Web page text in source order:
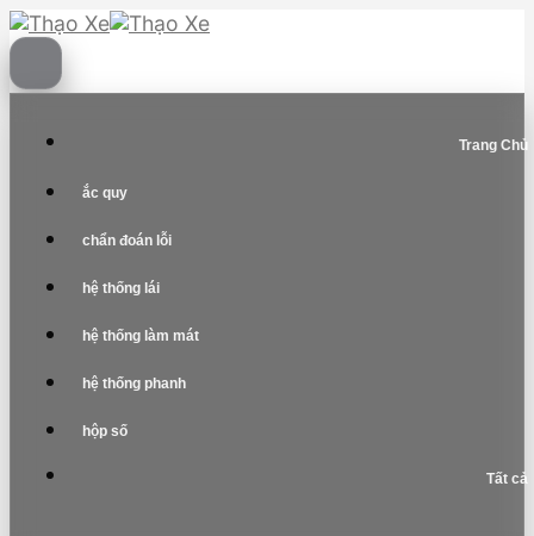
Skip
to
content
Trang Chủ
ắc quy
chẩn đoán lỗi
hệ thống lái
hệ thống làm mát
hệ thống phanh
hộp số
Tất cả